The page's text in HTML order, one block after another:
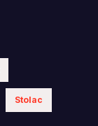
Stolac